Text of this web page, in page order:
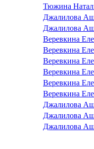
Тюжина
Джалилова
Джалилова
Веревкина
Веревкина
Веревкина
Веревкина
Веревкина
Веревкина
Джалилова
Джалилова
Джалилова